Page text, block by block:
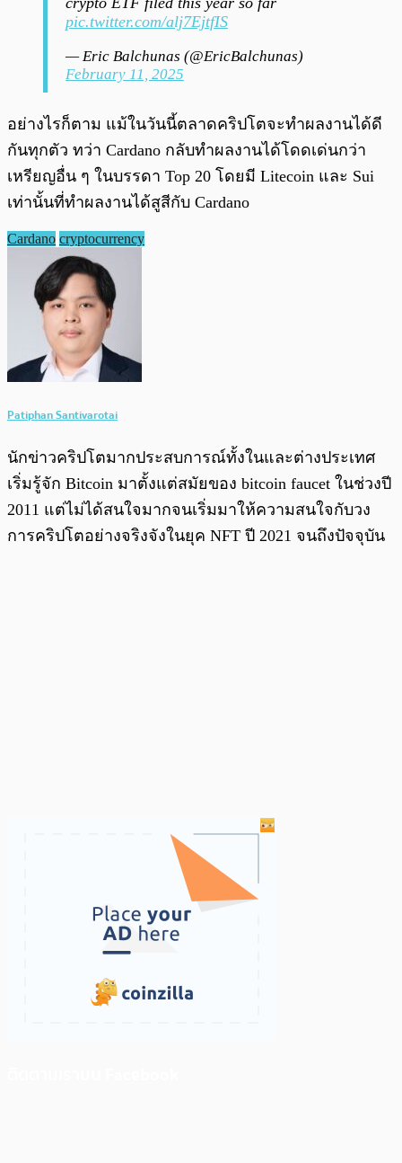
pic.twitter.com/alj7EjtfIS
— Eric Balchunas (@EricBalchunas)
February 11, 2025
อย่างไรก็ตาม แม้ในวันนี้ตลาดคริปโตจะทำผลงานได้ดี
กันทุกตัว ทว่า Cardano กลับทำผลงานได้โดดเด่นกว่า
เหรียญอื่น ๆ ในบรรดา Top 20 โดยมี Litecoin และ Sui
เท่านั้นที่ทำผลงานได้สูสีกับ Cardano
Cardano cryptocurrency
Patiphan Santivarotai
นักข่าวคริปโตมากประสบการณ์ทั้งในและต่างประเทศ
เริ่มรู้จัก Bitcoin มาตั้งแต่สมัยของ bitcoin faucet ในช่วงปี
2011 แต่ไม่ได้สนใจมากจนเริ่มมาให้ความสนใจกับวง
การคริปโตอย่างจริงจังในยุค NFT ปี 2021 จนถึงปัจจุบัน